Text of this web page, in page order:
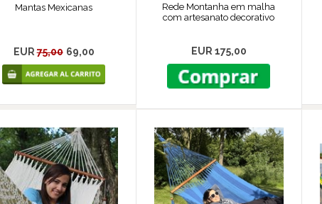
Mantas Mexicanas
EUR75,00 69,00
Rede Montanha em malha
com artesanato decorativo
EUR 175,00